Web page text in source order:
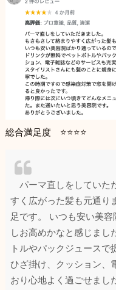
総合満足度 ⭐️⭐️⭐️⭐️
パーマ直しをしていた
すく広がった髪も元通り
足です。 いつも安い美
しお高めかなと感じま
トルやパックジュース
ひざ掛け、クッション、
おり心地よく過ごせまし